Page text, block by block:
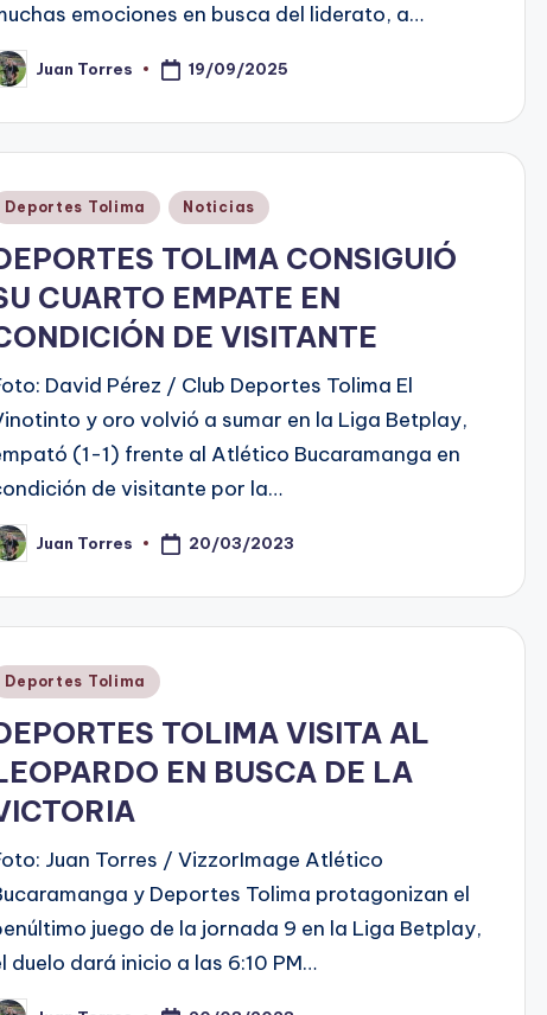
emociones en busca del liderato, a…
Juan Torres 19/09/2025
Deportes Tolima Noticias
TOLIMA CONSIGUIÓ
CUARTO EMPATE EN
DE VISITANTE
David Pérez / Club Deportes Tolima El
y oro volvió a sumar en la Liga Betplay,
(1-1) frente al Atlético Bucaramanga en
de visitante por la…
Juan Torres 20/03/2023
Deportes Tolima
TOLIMA VISITA AL
EN BUSCA DE LA
Juan Torres / VizzorImage Atlético
y Deportes Tolima protagonizan el
juego de la jornada 9 en la Liga Betplay,
duelo dará inicio a las 6:10 PM…